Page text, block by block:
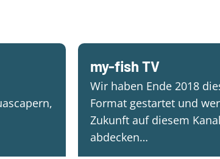
my-fish TV
Wir haben Ende 2018
Format gestartet und
Zukunft auf diesem
abdecken…